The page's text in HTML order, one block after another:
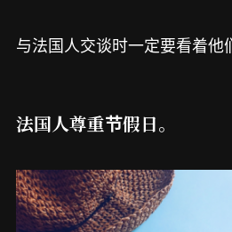
与法国人交谈时一定要看着他
法国人尊重节假日。